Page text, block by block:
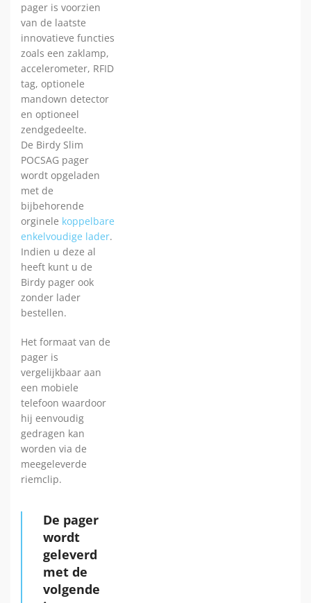
pager is voorzien
van de laatste
innovatieve functies
zoals een zaklamp,
accelerometer, RFID
tag, optionele
mandown detector
en optioneel
zendgedeelte.
De Birdy Slim
POCSAG pager
wordt opgeladen
met de
bijbehorende
orginele koppelbare
enkelvoudige lader.
Indien u deze al
heeft kunt u de
Birdy pager ook
zonder lader
bestellen.
Het formaat van de
pager is
vergelijkbaar aan
een mobiele
telefoon waardoor
hij eenvoudig
gedragen kan
worden via de
meegeleverde
riemclip.
De pager
wordt
geleverd
met de
volgende